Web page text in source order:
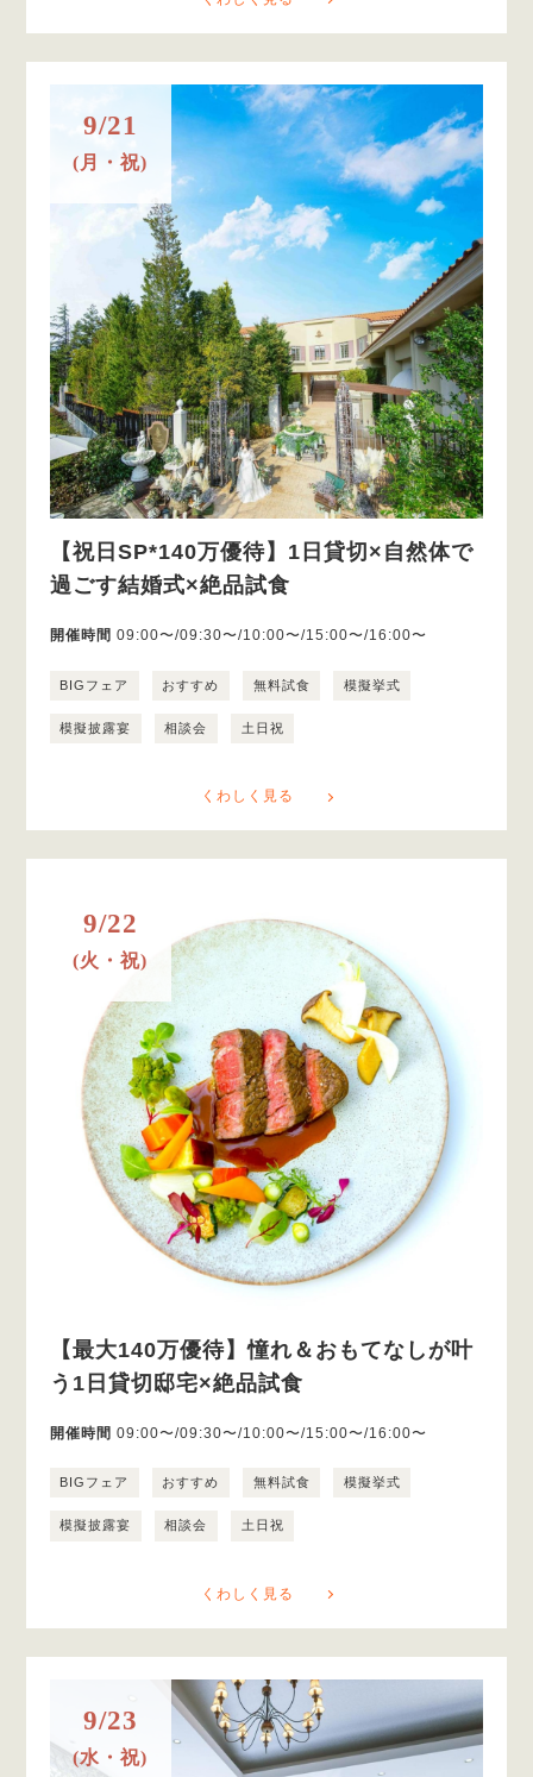
9/21
(月・祝)
【祝日SP*140万優待】1日貸切×自然体で
過ごす結婚式×絶品試食
開催時間 09:00〜/09:30〜/10:00〜/15:00〜/16:00〜
BIGフェア おすすめ 無料試食 模擬挙式
模擬披露宴 相談会 土日祝
くわしく見る
9/22
(火・祝)
【最大140万優待】憧れ＆おもてなしが叶
う1日貸切邸宅×絶品試食
開催時間 09:00〜/09:30〜/10:00〜/15:00〜/16:00〜
BIGフェア おすすめ 無料試食 模擬挙式
模擬披露宴 相談会 土日祝
くわしく見る
9/23
(水・祝)